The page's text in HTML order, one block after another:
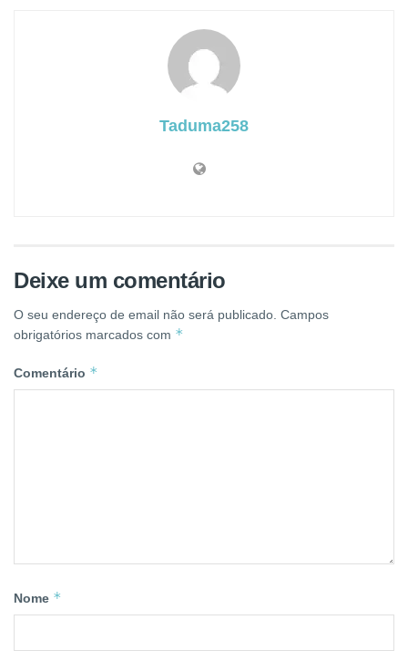
Taduma258
Deixe um comentário
O seu endereço de email não será publicado. Campos
obrigatórios marcados com *
Comentário *
Nome *